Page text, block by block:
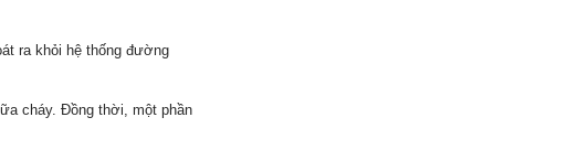
ra khỏi hệ thống đường
cháy. Đồng thời, một phần